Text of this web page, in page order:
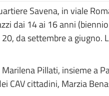
Savena, in viale
dai 14 ai 16 anni
da settembre a giugno.
Pillati, insieme a
CAV cittadini, Marzia